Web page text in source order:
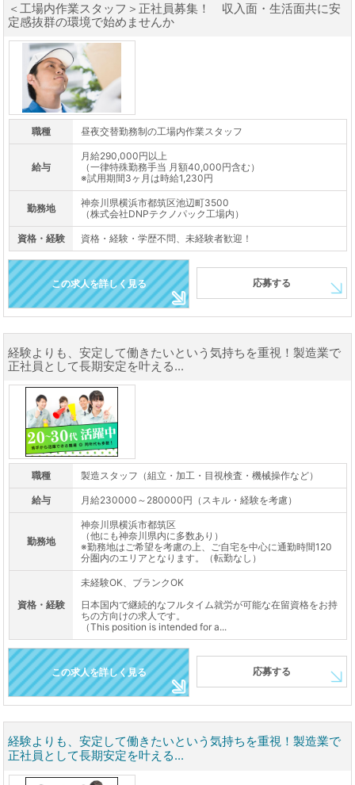
＜工場内作業スタッフ＞正社員募集！ 収入面・生活面共に安
定感抜群の環境で始めませんか
職種 昼夜交替勤務制の工場内作業スタッフ
給与
月給290,000円以上
（一律特殊勤務手当 月額40,000円含む）
※試用期間3ヶ月は時給1,230円
勤務地
神奈川県横浜市都筑区池辺町3500
（株式会社DNPテクノパック工場内）
資格・経験 資格・経験・学歴不問、未経験者歓迎！
この求人を詳しく見る 応募する
経験よりも、安定して働きたいという気持ちを重視！製造業で
正社員として長期安定を叶える...
職種 製造スタッフ（組立・加工・目視検査・機械操作など）
給与 月給230000～280000円（スキル・経験を考慮）
勤務地
神奈川県横浜市都筑区
（他にも神奈川県内に多数あり）
※勤務地はご希望を考慮の上、ご自宅を中心に通勤時間120
分圏内のエリアとなります。（転勤なし）
資格・経験
未経験OK、ブランクOK
日本国内で継続的なフルタイム就労が可能な在留資格をお持
ちの方向けの求人です。
（This position is intended for a...
この求人を詳しく見る 応募する
経験よりも、安定して働きたいという気持ちを重視！製造業で
正社員として長期安定を叶える...